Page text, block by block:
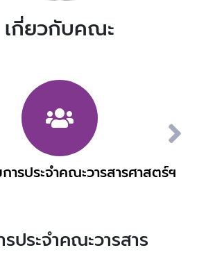
เกี่ยวกับคณะ
ารประจำคณะวารสารศาสตร์ฯ
ประจำคณะวารสาร